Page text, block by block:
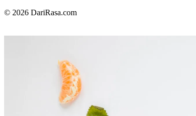
© 2026 DariRasa.com